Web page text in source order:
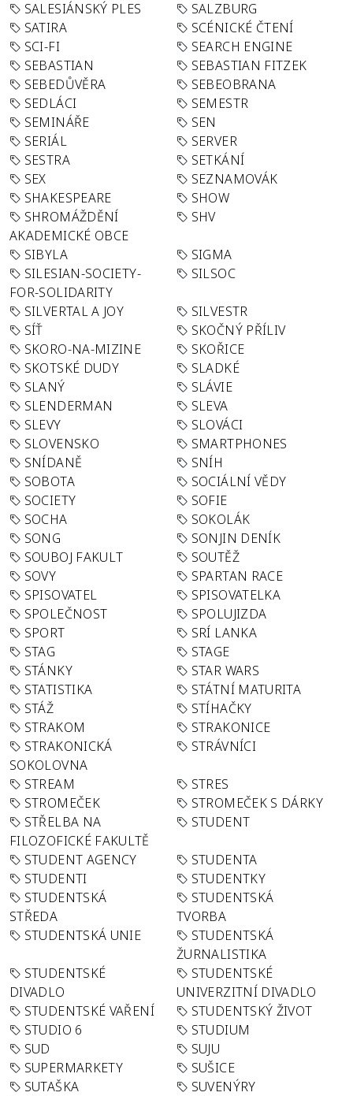
SALESIÁNSKÝ PLES
SALZBURG
SATIRA
SCÉNICKÉ ČTENÍ
SCI-FI
SEARCH ENGINE
SEBASTIAN
SEBASTIAN FITZEK
SEBEDŮVĚRA
SEBEOBRANA
SEDLÁCI
SEMESTR
SEMINÁŘE
SEN
SERIÁL
SERVER
SESTRA
SETKÁNÍ
SEX
SEZNAMOVÁK
SHAKESPEARE
SHOW
SHROMÁŽDĚNÍ
AKADEMICKÉ OBCE
SHV
SIBYLA
SIGMA
SILESIAN-SOCIETY-
FOR-SOLIDARITY
SILSOC
SILVERTAL A JOY
SILVESTR
SÍŤ
SKOČNÝ PŘÍLIV
SKORO-NA-MIZINE
SKOŘICE
SKOTSKÉ DUDY
SLADKÉ
SLANÝ
SLÁVIE
SLENDERMAN
SLEVA
SLEVY
SLOVÁCI
SLOVENSKO
SMARTPHONES
SNÍDANĚ
SNÍH
SOBOTA
SOCIÁLNÍ VĚDY
SOCIETY
SOFIE
SOCHA
SOKOLÁK
SONG
SONJIN DENÍK
SOUBOJ FAKULT
SOUTĚŽ
SOVY
SPARTAN RACE
SPISOVATEL
SPISOVATELKA
SPOLEČNOST
SPOLUJIZDA
SPORT
SRÍ LANKA
STAG
STAGE
STÁNKY
STAR WARS
STATISTIKA
STÁTNÍ MATURITA
STÁŽ
STÍHAČKY
STRAKOM
STRAKONICE
STRAKONICKÁ
SOKOLOVNA
STRÁVNÍCI
STREAM
STRES
STROMEČEK
STROMEČEK S DÁRKY
STŘELBA NA
FILOZOFICKÉ FAKULTĚ
STUDENT
STUDENT AGENCY
STUDENTA
STUDENTI
STUDENTKY
STUDENTSKÁ
STŘEDA
STUDENTSKÁ
TVORBA
STUDENTSKÁ UNIE
STUDENTSKÁ
ŽURNALISTIKA
STUDENTSKÉ
DIVADLO
STUDENTSKÉ
UNIVERZITNÍ DIVADLO
STUDENTSKÉ VAŘENÍ
STUDENTSKÝ ŽIVOT
STUDIO 6
STUDIUM
SUD
SUJU
SUPERMARKETY
SUŠICE
SUTAŠKA
SUVENÝRY